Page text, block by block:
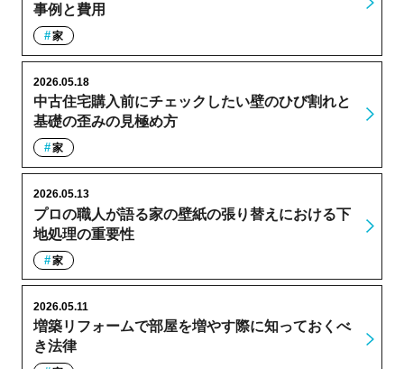
事例と費用
家
中古住宅購入前にチェックしたい壁のひび割れと
基礎の歪みの見極め方
2026.05.18
家
プロの職人が語る家の壁紙の張り替えにおける下
地処理の重要性
2026.05.13
家
増築リフォームで部屋を増やす際に知っておくべ
き法律
2026.05.11